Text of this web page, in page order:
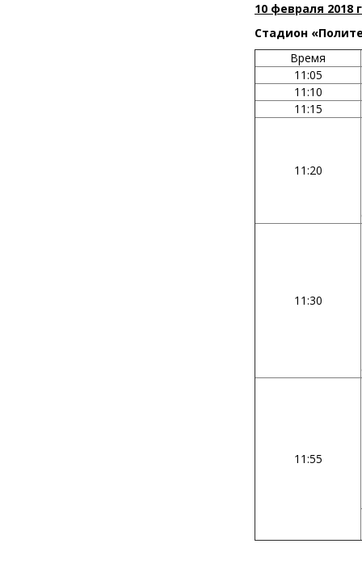
10 февраля 2018
Стадион
Время
11:05
11:10
11:15
11:20
11:30
11:55